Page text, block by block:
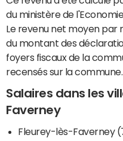
du ministère de
Le revenu net moyen par
du montant des
foyers fiscaux de la
recensés sur la commune.
Salaires dans les
Faverney
Fleurey-lès-Faverney